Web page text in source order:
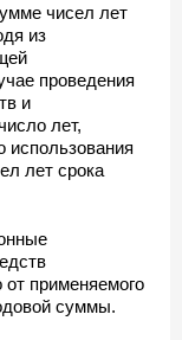
чисел лет
из
проведения
и
лет,
использования
лет срока
применяемого
суммы.